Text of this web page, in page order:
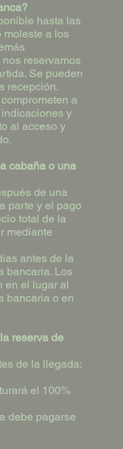
hasta las
moleste a los
reservamos
Se pueden
recepción.
a
y
al acceso y
cabaña o una
de una
parte y el pago
total de la
mediante
antes de la
bancaria. Los
en el lugar al
bancaria o en
reserva de
de la llegada:
el 100%
debe pagarse